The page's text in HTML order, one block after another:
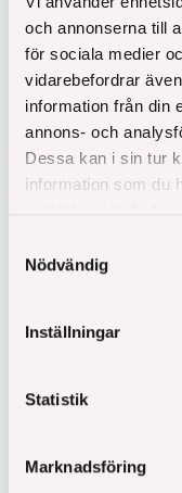
och annonserna till
för sociala medier
vidarebefordrar
information från din
annons- och
Dessa kan i sin tur
information som du
Nödvändig
Inställningar
Statistik
Marknadsföring
Åke Sundvall
Läs hela